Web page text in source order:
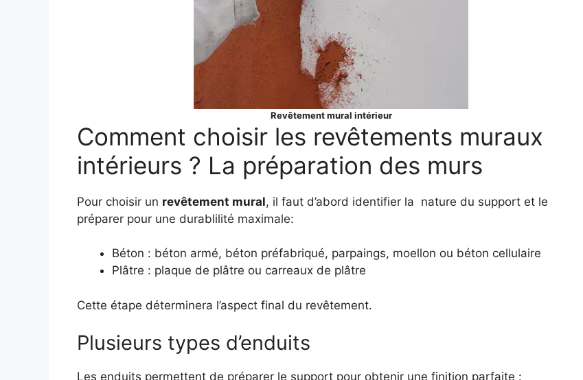
Revêtement mural intérieur
Comment choisir les revêtements muraux
intérieurs ? La préparation des murs
Pour choisir un revêtement mural, il faut d’abord identifier la nature du support et le
préparer pour une durablilité maximale:
Béton : béton armé, béton préfabriqué, parpaings, moellon ou béton cellulaire
Plâtre : plaque de plâtre ou carreaux de plâtre
Cette étape déterminera l’aspect final du revêtement.
Plusieurs types d’enduits
Les enduits permettent de préparer le support pour obtenir une finition parfaite :